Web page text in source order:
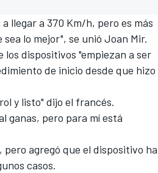
llegar a 370 Km/h, pero es más
lo mejor", se unió Joan Mir.
los dispositivos "empiezan a ser
de inicio desde que hizo
y listo" dijo el francés.
ganas, pero para mí está
agregó que el dispositivo ha
casos.